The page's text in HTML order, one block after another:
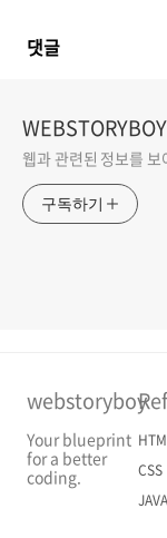
댓글
WEBSTORYBOY
웹과 관련된 정보를
구독하기
webstoryboy
Your blueprint
for a better
coding.
CSS